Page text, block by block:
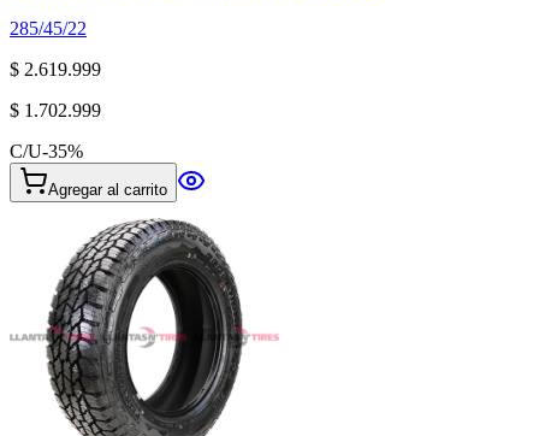
285/45/22
$ 2.619.999
$ 1.702.999
C/U-35%
Agregar al carrito